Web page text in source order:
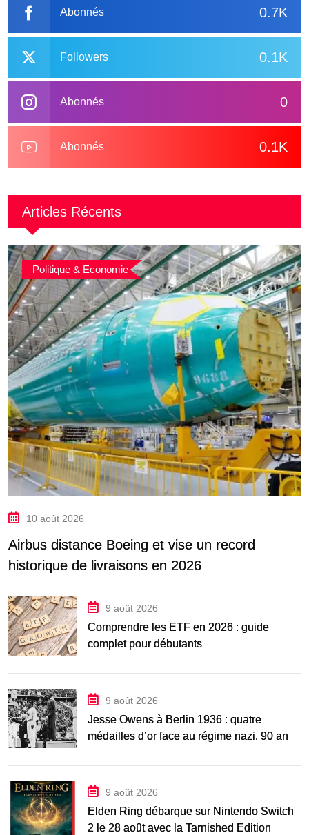
0.7K
Abonnés
0.1K
Followers
0
Abonnés
0.1K
Abonnés
Articles Récents
Politique & Economie
10 août 2026
Airbus distance Boeing et vise un record
historique de livraisons en 2026
9 août 2026
Comprendre les ETF en 2026 : guide
complet pour débutants
9 août 2026
Jesse Owens à Berlin 1936 : quatre
médailles d’or face au régime nazi, 90 ans
9 août 2026
Elden Ring débarque sur Nintendo Switch
2 le 28 août avec la Tarnished Edition